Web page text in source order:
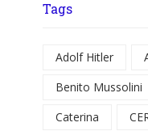
Tags
Adolf Hitler
Benito Mussolini
Caterina